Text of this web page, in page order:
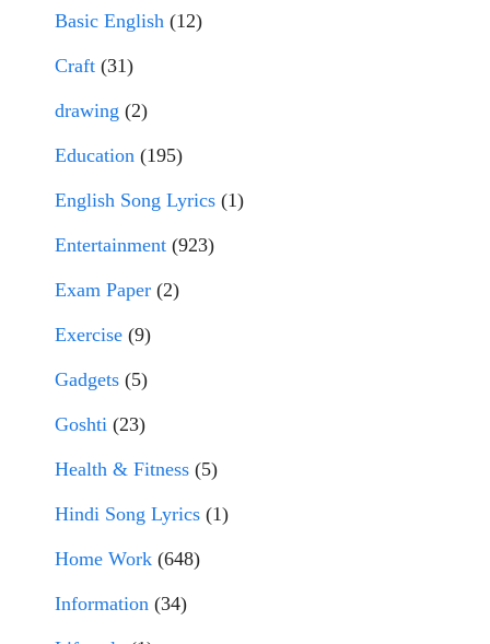
Basic English (12)
Craft (31)
drawing (2)
Education (195)
English Song Lyrics (1)
Entertainment (923)
Exam Paper (2)
Exercise (9)
Gadgets (5)
Goshti (23)
Health & Fitness (5)
Hindi Song Lyrics (1)
Home Work (648)
Information (34)